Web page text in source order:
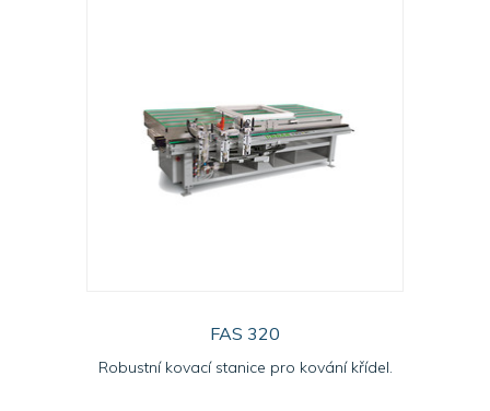
FAS 320
Robustní kovací stanice pro kování křídel.